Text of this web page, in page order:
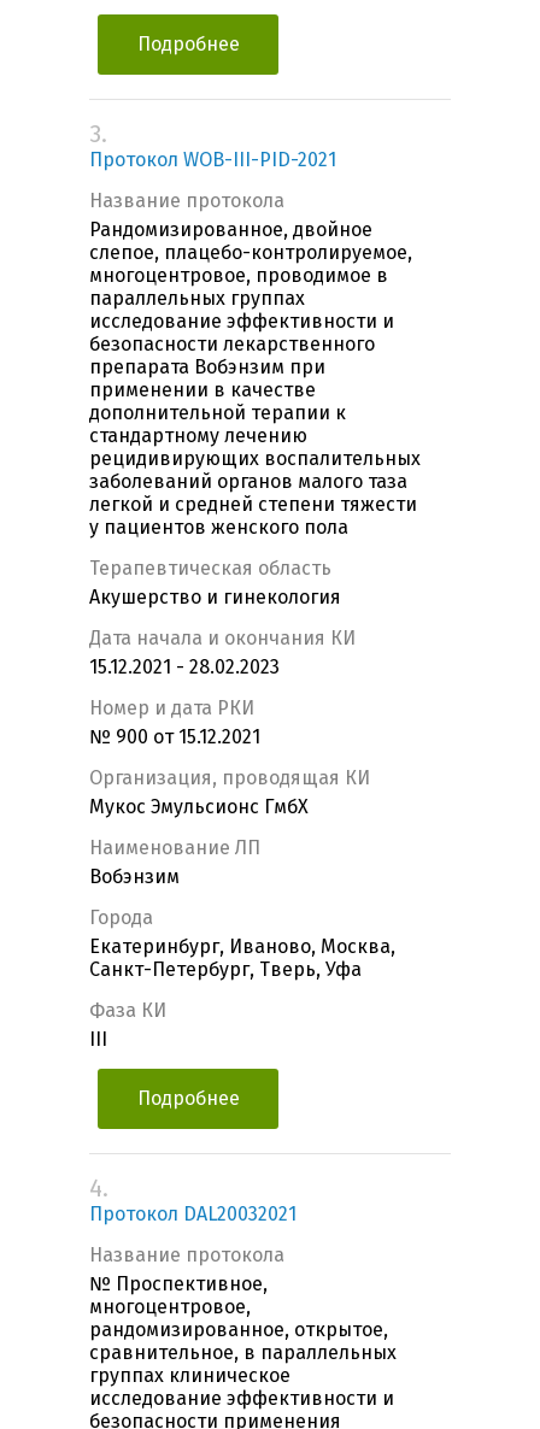
Подробнее
3.
Протокол WOB-III-PID-2021
Название протокола
Рандомизированное, двойное
слепое, плацебо-контролируемое,
многоцентровое, проводимое в
параллельных группах
исследование эффективности и
безопасности лекарственного
препарата Вобэнзим при
применении в качестве
дополнительной терапии к
стандартному лечению
рецидивирующих воспалительных
заболеваний органов малого таза
легкой и средней степени тяжести
у пациентов женского пола
Терапевтическая область
Акушерство и гинекология
Дата начала и окончания КИ
15.12.2021 - 28.02.2023
Номер и дата РКИ
№ 900 от 15.12.2021
Организация, проводящая КИ
Мукос Эмульсионс ГмбХ
Наименование ЛП
Вобэнзим
Города
Екатеринбург, Иваново, Москва,
Санкт-Петербург, Тверь, Уфа
Фаза КИ
Подробнее
4.
Протокол DAL20032021
Название протокола
№ Проспективное,
многоцентровое,
рандомизированное, открытое,
сравнительное, в параллельных
группах клиническое
исследование эффективности и
безопасности применения